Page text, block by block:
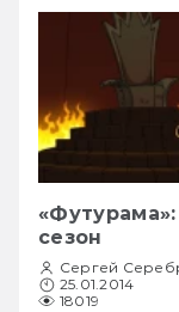
сезон
Сергей
25.01.2014
18019